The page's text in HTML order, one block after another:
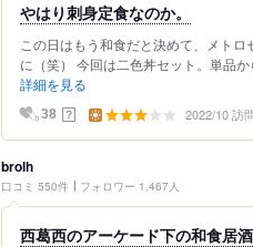
やはり刺身定食なのか。
この日はもう和食だと決めて、メト
に（笑） 今回は二色丼セット。単品
詳細を見る
38 ？ 2022/10 訪
brolh
口コミ 550件 フォロワー 1,467人
西葛西のアーケード下の和食居